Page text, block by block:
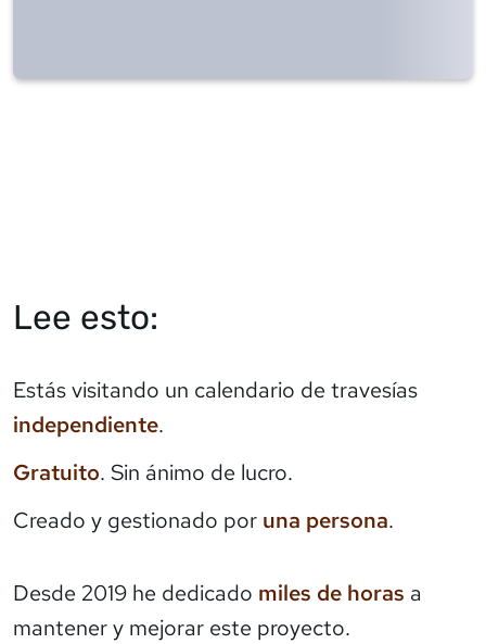
Lee esto:
Estás visitando un calendario de travesías
independiente.
Gratuito. Sin ánimo de lucro.
Creado y gestionado por una persona.
Desde 2019 he dedicado miles de horas a
mantener y mejorar este proyecto.